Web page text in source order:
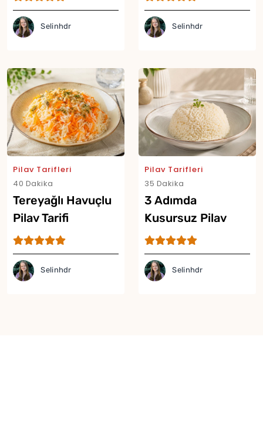
Selinhdr Selinhdr
Pilav Tarifleri
40 Dakika
Tereyağlı Havuçlu
Pilav Tarifi
Selinhdr
Pilav Tarifleri
35 Dakika
3 Adımda
Kusursuz Pilav
Tarifi
Selinhdr